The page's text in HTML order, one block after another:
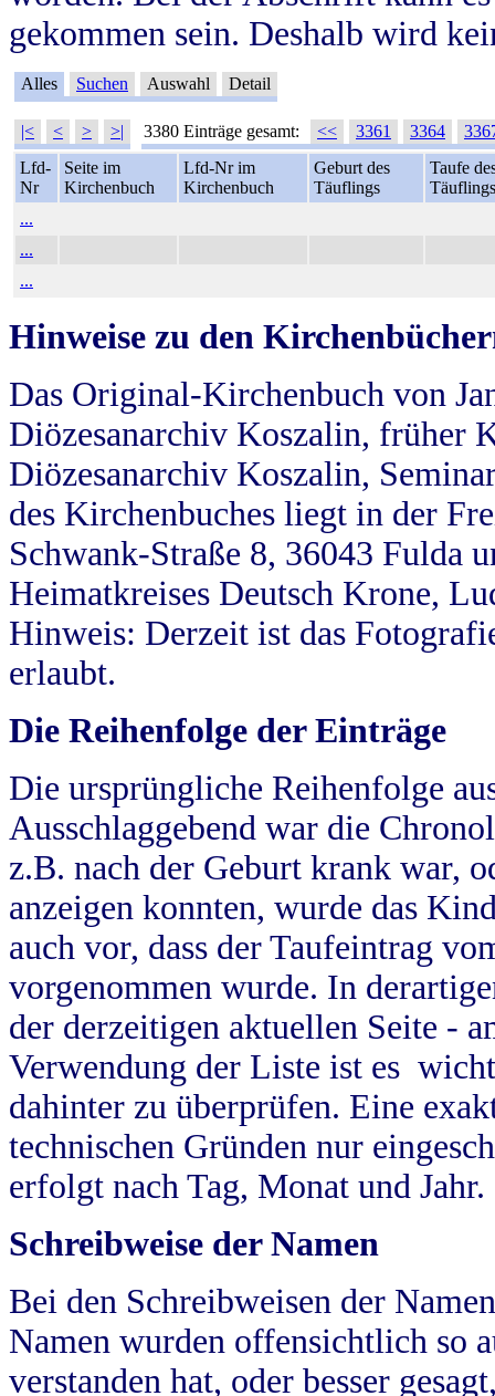
gekommen sein. Deshalb wird
Alles Suchen Auswahl Detail
|< < > >| 3380 Einträge gesamt: << 3361 3364
Lfd-
Nr
Seite im
Kirchenbuch
Lfd-Nr im
Kirchenbuch
Geburt des
Täuflings
Taufe
Täuflings
...
...
...
Hinweise zu den
Das Original-Kirchenbuch von
Diözesanarchiv Koszalin, früher
Diözesanarchiv Koszalin,
des Kirchenbuches liegt in der
Schwank-Straße 8, 36043 Fulda
Heimatkreises Deutsch Krone,
Hinweis: Derzeit ist das
erlaubt.
Die Reihenfolge der Einträge
Die ursprüngliche Reihenfolge
Ausschlaggebend war die
z.B. nach der Geburt krank war,
anzeigen konnten, wurde das
auch vor, dass der Taufeintrag
vorgenommen wurde. In
der derzeitigen aktuellen Seite -
Verwendung der Liste ist es
dahinter zu überprüfen. Eine
technischen Gründen nur
erfolgt nach Tag, Monat und Jahr.
Schreibweise der Namen
Bei den Schreibweisen der
Namen wurden offensichtlich so
verstanden hat, oder besser